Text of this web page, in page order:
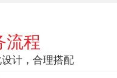
流程
计，合理搭配